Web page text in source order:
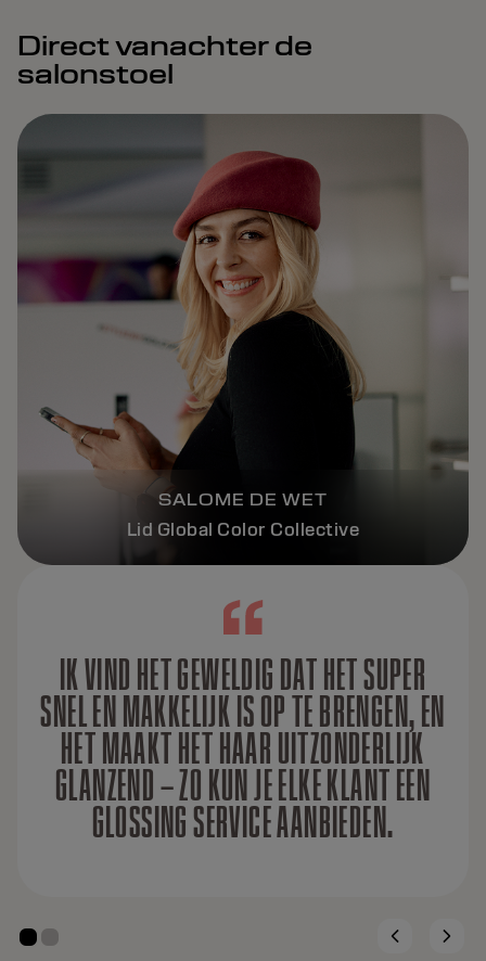
Direct vanachter de
salonstoel
SALOME DE WET
Lid Global Color Collective
IK VIND HET GEWELDIG DAT HET SUPER
SNEL EN MAKKELIJK IS OP TE BRENGEN, EN
HET MAAKT HET HAAR UITZONDERLIJK
GLANZEND – ZO KUN JE ELKE KLANT EEN
GLOSSING SERVICE AANBIEDEN.